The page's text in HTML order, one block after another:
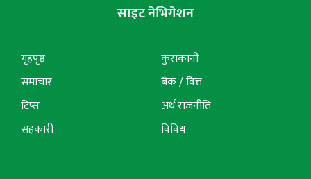
साइट नेभिगेशन
गृहपृष्ठ
समाचार
टिप्स
सहकारी
कुराकानी
बैंक / वित्त
अर्थ राजनीति
विविध